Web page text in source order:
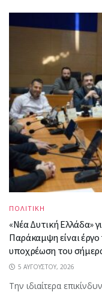
ΠΟΛΙΤΙΚΗ
«Νέα Δυτική Ελλάδα»
Παράκαμψη είναι
υποχρέωση του
5 ΑΥΓΟΎΣΤΟΥ, 2026
Την ιδιαίτερα